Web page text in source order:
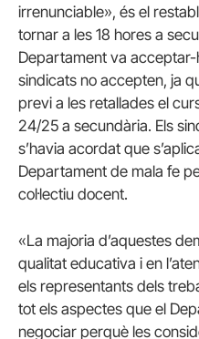
irrenunciable», és el
tornar a les 18 hores a
Departament va
sindicats no accepten, ja
previ a les retallades el
24/25 a secundària. Els
s’havia acordat que
Departament de mala fe
col·lectiu docent.
«La majoria d’aquestes
qualitat educativa i en
els representants dels
tot els aspectes que el
negociar perquè les